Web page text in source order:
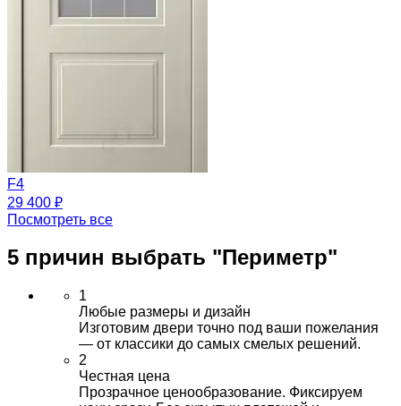
F4
29 400 ₽
Посмотреть все
5 причин выбрать "Периметр"
1
Любые размеры и дизайн
Изготовим двери точно под ваши пожелания
— от классики до самых смелых решений.
2
Честная цена
Прозрачное ценообразование. Фиксируем